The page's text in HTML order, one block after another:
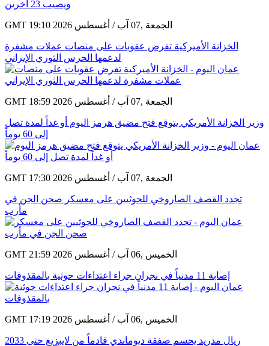
GMT 19:10 2026 الجمعة ,07 آب / أغسطس
الخزانة الأميركية تفرض عقوبات على منصات عملات مشفرة
لدعمها الحرس الثوري الإيراني
GMT 18:59 2026 الجمعة ,07 آب / أغسطس
وزير الخزانة الأمريكي يتوقع فتح مضيق هرمز اليوم أو غداً لمدة تصل
إلى 60 يوماً
GMT 17:30 2026 الجمعة ,07 آب / أغسطس
تجدد القصف الصاروخي للحوثيين على معسكر صحن الجن في
مأرب
GMT 21:59 2026 الخميس ,06 آب / أغسطس
إصابة 11 مدنياً في نجران جراء اعتداءات حوثية بالمقذوفات
GMT 17:19 2026 الخميس ,06 آب / أغسطس
ريال مدريد يحسم صفقة ديوماندي قادماً من لايبزيغ حتى 2033